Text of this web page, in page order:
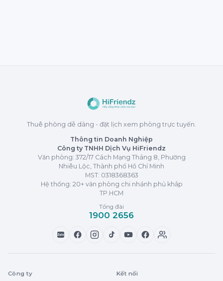
Thuê phòng dễ dàng - đặt lịch xem phòng trực tuyến.
Thông tin Doanh Nghiệp
Công ty TNHH Dịch Vụ HiFriendz
Văn phòng: 372/17 Cách Mạng Tháng 8, Phường
Nhiêu Lộc, Thành phố Hồ Chí Minh
MST: 0318368363
Hệ thống: 20+ văn phòng chi nhánh phủ khắp
TP.HCM
Tổng đài
1900 2656
Zalo
Công ty Kết nối